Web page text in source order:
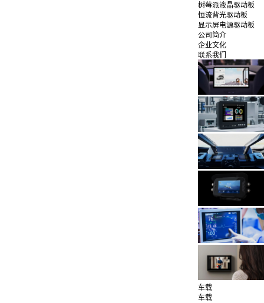
树莓派液晶驱动板
恒流背光驱动板
显示屏电源驱动板
公司简介
企业文化
联系我们
车载
车载